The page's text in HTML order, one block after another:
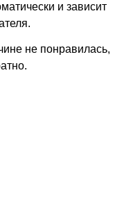
и зависит
не понравилась,